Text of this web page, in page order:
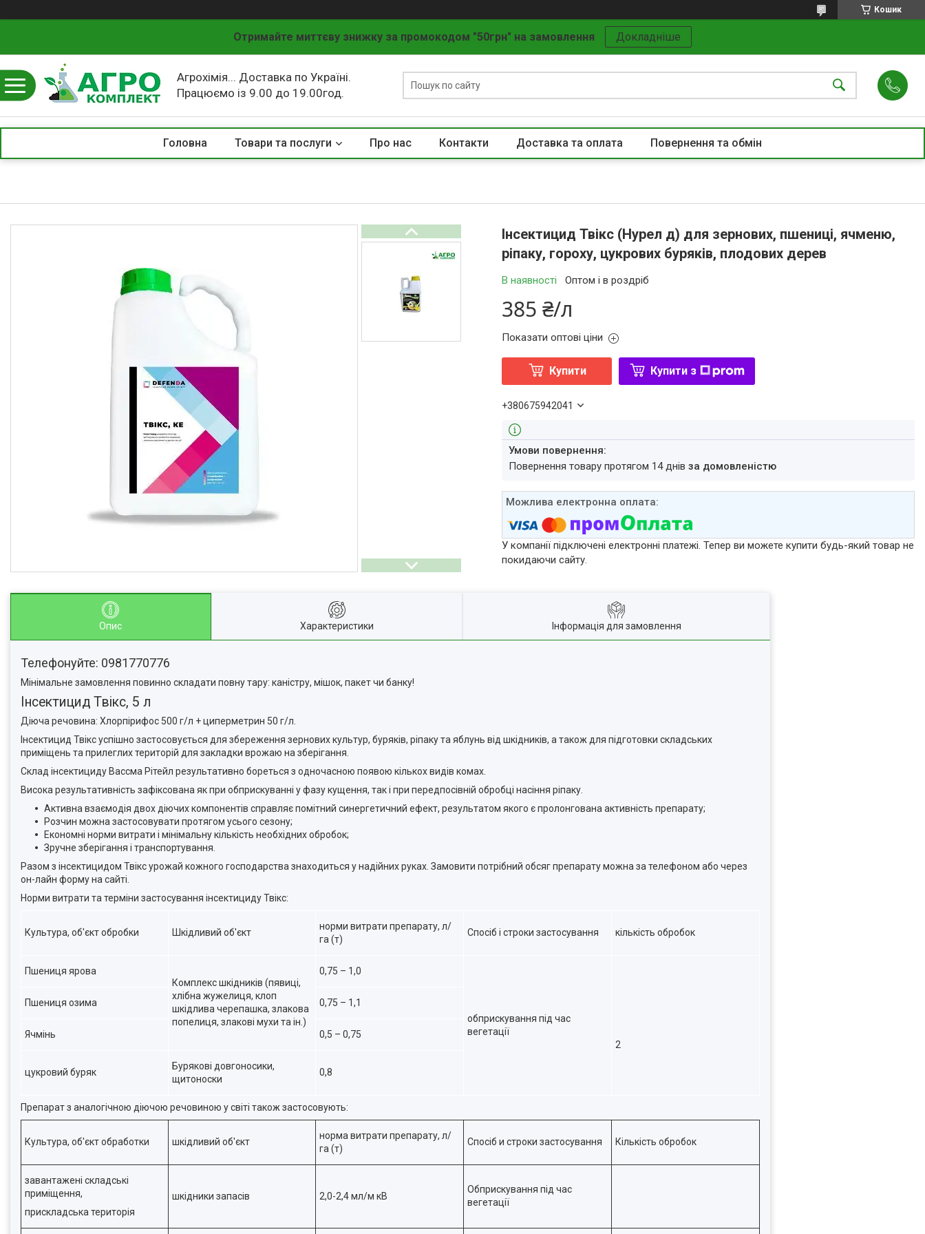
Кошик
Отримайте миттєву знижку за промокодом "50грн" на замовлення Докладніше
Агрохімія... Доставка по Україні.
Працюємо із 9.00 до 19.00год.
Головна Товари та послуги Про нас Контакти Доставка та оплата Повернення та обмін
Інсектицид Твікс (Нурел д) для зернових, пшениці, ячменю,
ріпаку, гороху, цукрових буряків, плодових дерев
В наявності Оптом і в роздріб
385 ₴/л
Показати оптові ціни
Купити Купити з
+380675942041
повернення товару протягом 14 днівза домовленістю
У компанії підключені електронні платежі. Тепер ви можете купити будь-який товар не
покидаючи сайту.
Опис Характеристики Інформація для замовлення
Телефонуйте: 0981770776
Мінімальне замовлення повинно складати повну тару: каністру, мішок, пакет чи банку!
Інсектицид Твікс, 5 л
Діюча речовина: Хлорпірифос 500 г/л + циперметрин 50 г/л.
Інсектицид Твікс успішно застосовується для збереження зернових культур, буряків, ріпаку та яблунь від шкідників, а також для підготовки складських
приміщень та прилеглих територій для закладки врожаю на зберігання.
Склад інсектициду Вассма Рітейл результативно бореться з одночасною появою кількох видів комах.
Висока результативність зафіксована як при обприскуванні у фазу кущення, так і при передпосівній обробці насіння ріпаку.
Активна взаємодія двох діючих компонентів справляє помітний синергетичний ефект, результатом якого є пролонгована активність препарату;
Розчин можна застосовувати протягом усього сезону;
Економні норми витрати і мінімальну кількість необхідних обробок;
Зручне зберігання і транспортування.
Разом з інсектицидом Твікс урожай кожного господарства знаходиться у надійних руках. Замовити потрібний обсяг препарату можна за телефоном або через
он-лайн форму на сайті.
Норми витрати та терміни застосування інсектициду Твікс:
Культура, об'єкт обробки Шкідливий об'єкт
норми витрати препарату, л/
га (т)
Спосіб і строки застосування кількість обробок
Пшениця ярова
Комплекс шкідників (пявиці,
хлібна жужелиця, клоп
шкідлива черепашка, злакова
попелиця, злакові мухи та ін.)
0,75 – 1,0
обприскування під час
вегетації
2
Пшениця озима 0,75 – 1,1
Ячмінь 0,5 – 0,75
цукровий буряк
Бурякові довгоносики,
щитоноски
0,8
Препарат з аналогічною діючою речовиною у світі також застосовують:
Культура, об'єкт обработки шкідливий об'єкт
норма витрати препарату, л/
га (т)
Спосіб и строки застосування Кількість обробок
завантажені складські
приміщення,
прискладська територія
шкідники запасів 2,0-2,4 мл/м кВ
Обприскування під час
вегетації